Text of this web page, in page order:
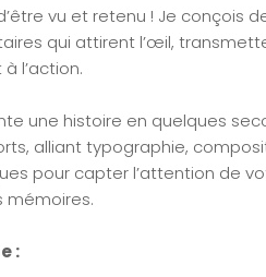
vu et retenu ! Je conçois
qui attirent l’œil,
l’action.
une histoire en quelques
alliant typographie,
pour capter l’attention de
mémoires.
: